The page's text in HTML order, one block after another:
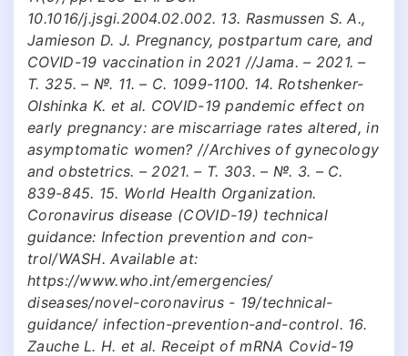
10.1016/j.jsgi.2004.02.002. 13. Rasmussen S. A.,
Jamieson D. J. Pregnancy, postpartum care, and
COVID-19 vaccination in 2021 //Jama. – 2021. –
Т. 325. – №. 11. – С. 1099-1100. 14. Rotshenker-
Olshinka K. et al. COVID-19 pandemic effect on
early pregnancy: are miscarriage rates altered, in
asymptomatic women? //Archives of gynecology
and obstetrics. – 2021. – Т. 303. – №. 3. – С.
839-845. 15. World Health Organization.
Coronavirus disease (COVID-19) technical
guidance: Infection prevention and con-
trol/WASH. Available at:
https://www.who.int/emergencies/
diseases/novel-coronavirus - 19/technical-
guidance/ infection-prevention-and-control. 16.
Zauche L. H. et al. Receipt of mRNA Covid-19